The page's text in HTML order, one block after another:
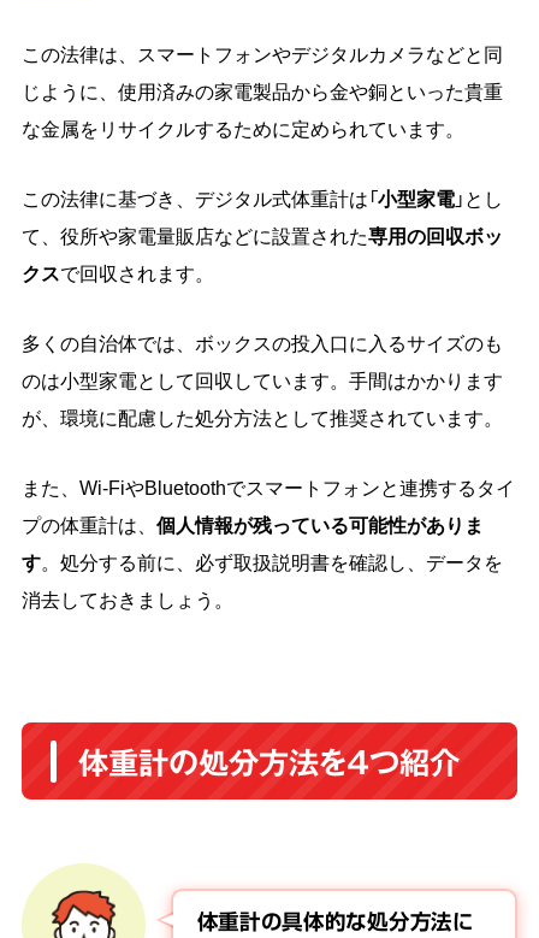
この法律は、スマートフォンやデジタルカメラなどと同
じように、使用済みの家電製品から金や銅といった貴重
な金属をリサイクルするために定められています。
この法律に基づき、デジタル式体重計は「小型家電」とし
て、役所や家電量販店などに設置された専用の回収ボッ
クスで回収されます。
多くの自治体では、ボックスの投入口に入るサイズのも
のは小型家電として回収しています。手間はかかります
が、環境に配慮した処分方法として推奨されています。
また、Wi-FiやBluetoothでスマートフォンと連携するタイ
プの体重計は、 個人情報が残っている可能性がありま
す。処分する前に、必ず取扱説明書を確認し、データを
消去しておきましょう。
体重計の処分方法を4つ紹介
体重計の具体的な処分方法に